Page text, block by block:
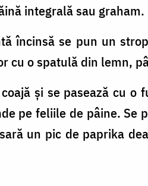
integrală sau graham.
încinsă se pun un
cu o spatulă din lemn,
și se pasează cu
pe feliile de pâine. Se
un pic de paprika